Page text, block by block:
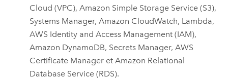
Cloud (VPC),Amazon Simple Storage Service (S3),
Systems Manager,Amazon CloudWatch, Lambda,
AWS Identity and Access Management (IAM),
Amazon DynamoDB, Secrets Manager,AWS
Certificate Manager etAmazon Relational
Database Service (RDS).